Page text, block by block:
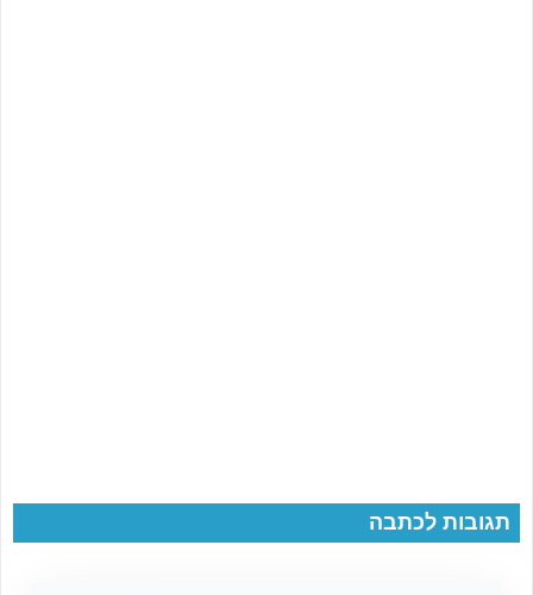
תגובות לכתבה